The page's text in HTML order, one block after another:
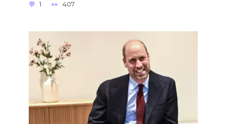
1 407